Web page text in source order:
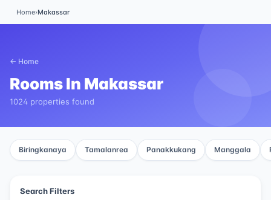
Home›Makassar
← Home
Rooms In Makassar
1024 properties found
Biringkanaya Tamalanrea Panakkukang Manggala
Search Filters